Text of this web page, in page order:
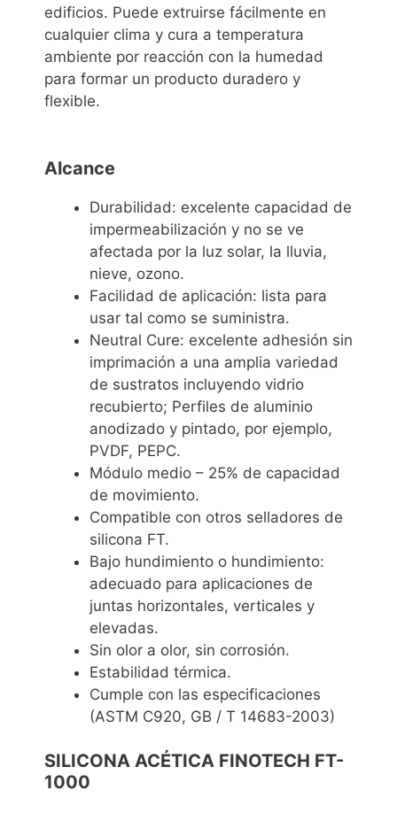
edificios. Puede extruirse fácilmente en
cualquier clima y cura a temperatura
ambiente por reacción con la humedad
para formar un producto duradero y
flexible.
Alcance
Durabilidad: excelente capacidad de
impermeabilización y no se ve
afectada por la luz solar, la lluvia,
nieve, ozono.
Facilidad de aplicación: lista para
usar tal como se suministra.
Neutral Cure: excelente adhesión sin
imprimación a una amplia variedad
de sustratos incluyendo vidrio
recubierto; Perfiles de aluminio
anodizado y pintado, por ejemplo,
PVDF, PEPC.
Módulo medio – 25% de capacidad
de movimiento.
Compatible con otros selladores de
silicona FT.
Bajo hundimiento o hundimiento:
adecuado para aplicaciones de
juntas horizontales, verticales y
elevadas.
Sin olor a olor, sin corrosión.
Estabilidad térmica.
Cumple con las especificaciones
(ASTM C920, GB / T 14683-2003)
SILICONA ACÉTICA FINOTECH FT-
1000